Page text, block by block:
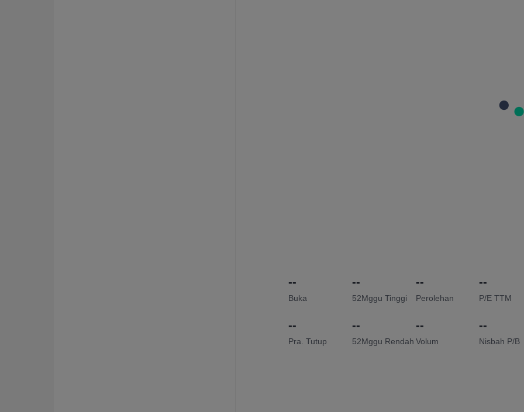
--
Buka
--
Pra. Tutup
--
52Mggu Tinggi
--
52Mggu Rendah
--
Perolehan
--
Volum
--
P/E TTM
--
Nisbah P/B